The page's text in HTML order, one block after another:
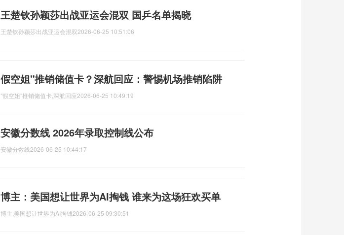
王楚钦孙颖莎出战亚运会混双 国乒名单揭晓
王楚钦孙颖莎出战亚运会混双2026-06-25 10:51:06
假空姐"推销储值卡？深航回应：警惕机场推销陷阱
"假空姐"推销储值卡,深航回应2026-06-25 10:49:19
安徽分数线 2026年录取控制线公布
安徽分数线2026-06-25 10:44:17
博主：美国想让世界为AI掏钱 谁来为这场狂欢买单
博主,美国想让世界为AI掏钱2026-06-25 09:30:51